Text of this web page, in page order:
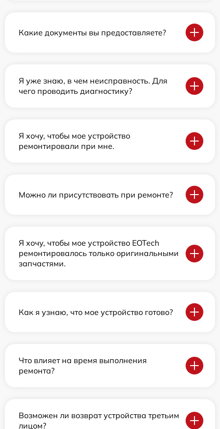
Какие документы вы предоставляете?
Я уже знаю, в чем неисправность. Для
чего проводить диагностику?
Я хочу, чтобы мое устройство
ремонтировали при мне.
Можно ли присутствовать при ремонте?
Я хочу, чтобы мое устройство EOTech
ремонтировалось только оригинальными
запчастями.
Как я узнаю, что мое устройство готово?
Что влияет на время выполнения
ремонта?
Возможен ли возврат устройства третьим
лицом?